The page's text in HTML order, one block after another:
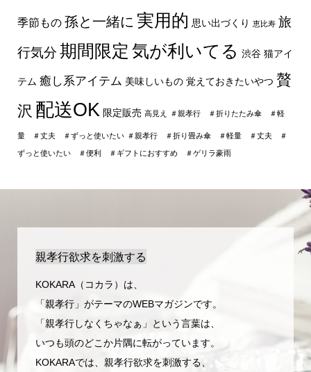
季節もの 孫と一緒に 実用的 思い出づくり 恵比寿 旅
行気分 期間限定 気が利いてる 渋谷 猫アイ
テム 癒し系アイテム 美味しいもの 覚えておきたいやつ 贅
沢 配送OK 限定販売 高見え ＃親孝行 ＃折りたたみ傘 ＃軽
量 ＃丈夫 ＃ずっと使いたい ＃親孝行 ＃折り畳み傘 ＃軽量 ＃丈夫 ＃
ずっと使いたい ＃便利 ＃ギフトにおすすめ ＃ゲリラ豪雨
親孝行欲求を刺激する
KOKARA（コカラ）は、
「親孝行」がテーマのWEBマガジンです。
「親孝行しなくちゃなぁ」という言葉は、
いつも頭のどこか片隅に転がっています。
KOKARAでは、親孝行欲求を刺激する、